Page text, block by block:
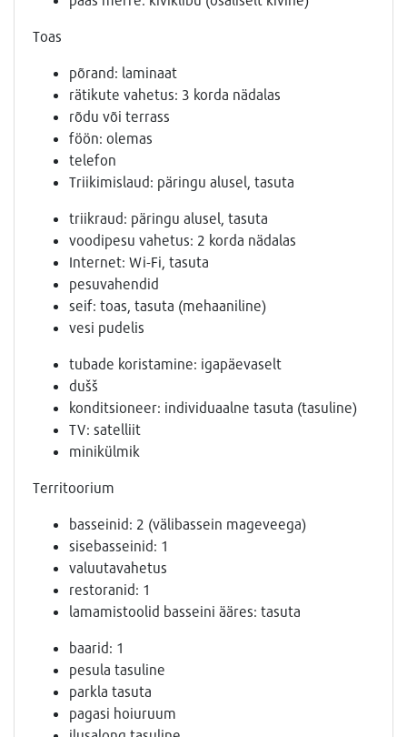
Toas
põrand: laminaat
rätikute vahetus: 3 korda nädalas
rõdu või terrass
föön: olemas
telefon
Triikimislaud: päringu alusel, tasuta
triikraud: päringu alusel, tasuta
voodipesu vahetus: 2 korda nädalas
Internet: Wi-Fi, tasuta
pesuvahendid
seif: toas, tasuta (mehaaniline)
vesi pudelis
tubade koristamine: igapäevaselt
dušš
konditsioneer: individuaalne tasuta (tasuline)
TV: satelliit
minikülmik
Territoorium
basseinid: 2 (välibassein mageveega)
sisebasseinid: 1
valuutavahetus
restoranid: 1
lamamistoolid basseini ääres: tasuta
baarid: 1
pesula tasuline
parkla tasuta
pagasi hoiuruum